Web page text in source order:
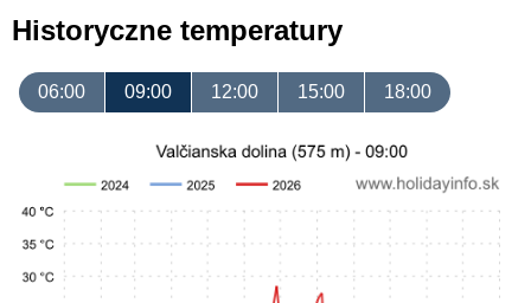
Historyczne temperatury
06:00 09:00 12:00 15:00 18:00